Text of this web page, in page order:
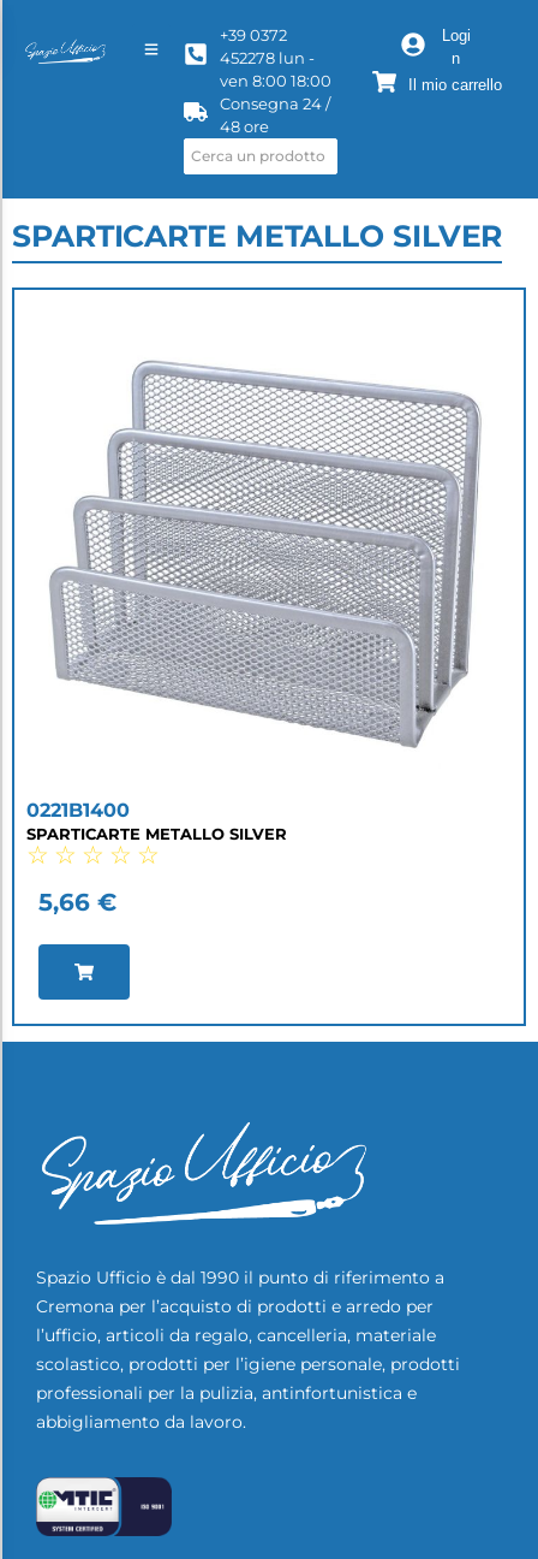
+39 0372
452278 lun -
ven 8:00 18:00
Consegna 24 /
48 ore
Logi
n
Il mio carrello
SPARTICARTE METALLO SILVER
0221B1400
SPARTICARTE METALLO SILVER
☆ ☆ ☆ ☆ ☆
5,66 €
Spazio Ufficio è dal 1990 il punto di riferimento a
Cremona per l’acquisto di prodotti e arredo per
l’ufficio, articoli da regalo, cancelleria, materiale
scolastico, prodotti per l’igiene personale, prodotti
professionali per la pulizia, antinfortunistica e
abbigliamento da lavoro.